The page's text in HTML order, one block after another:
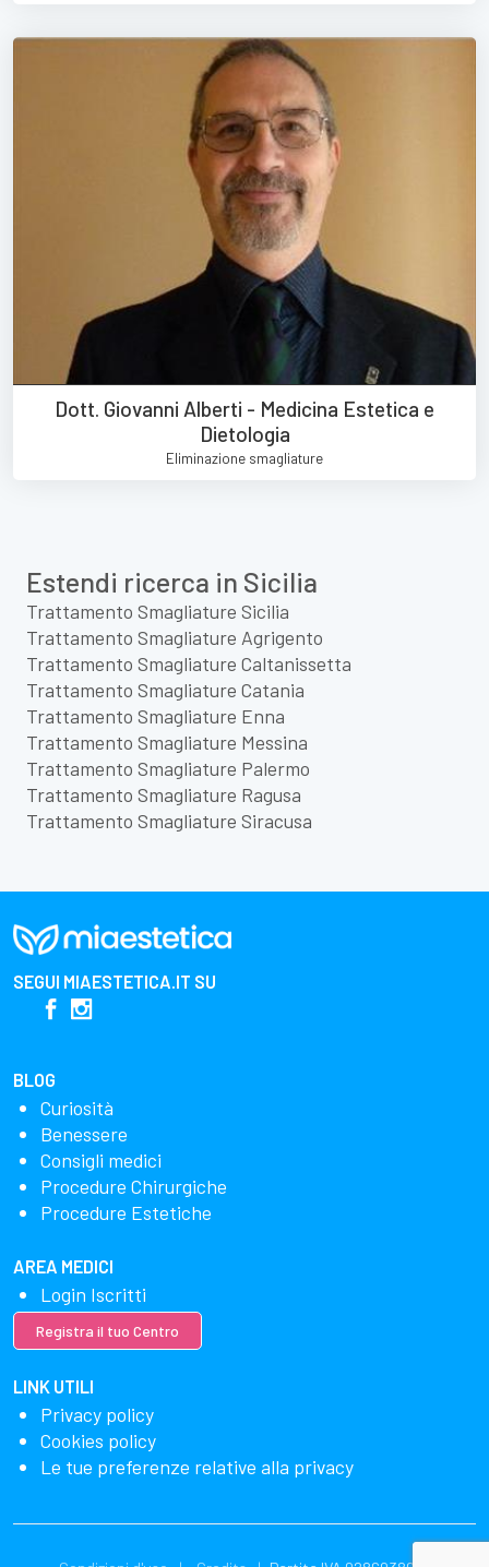
Dott. Giovanni Alberti - Medicina Estetica e
Dietologia
Eliminazione smagliature
Estendi ricerca in Sicilia
Trattamento Smagliature Sicilia
Trattamento Smagliature Agrigento
Trattamento Smagliature Caltanissetta
Trattamento Smagliature Catania
Trattamento Smagliature Enna
Trattamento Smagliature Messina
Trattamento Smagliature Palermo
Trattamento Smagliature Ragusa
Trattamento Smagliature Siracusa
SEGUI MIAESTETICA.IT SU
BLOG
Curiosità
Benessere
Consigli medici
Procedure Chirurgiche
Procedure Estetiche
AREA MEDICI
Login Iscritti
Registra il tuo Centro
LINK UTILI
Privacy policy
Cookies policy
Le tue preferenze relative alla privacy